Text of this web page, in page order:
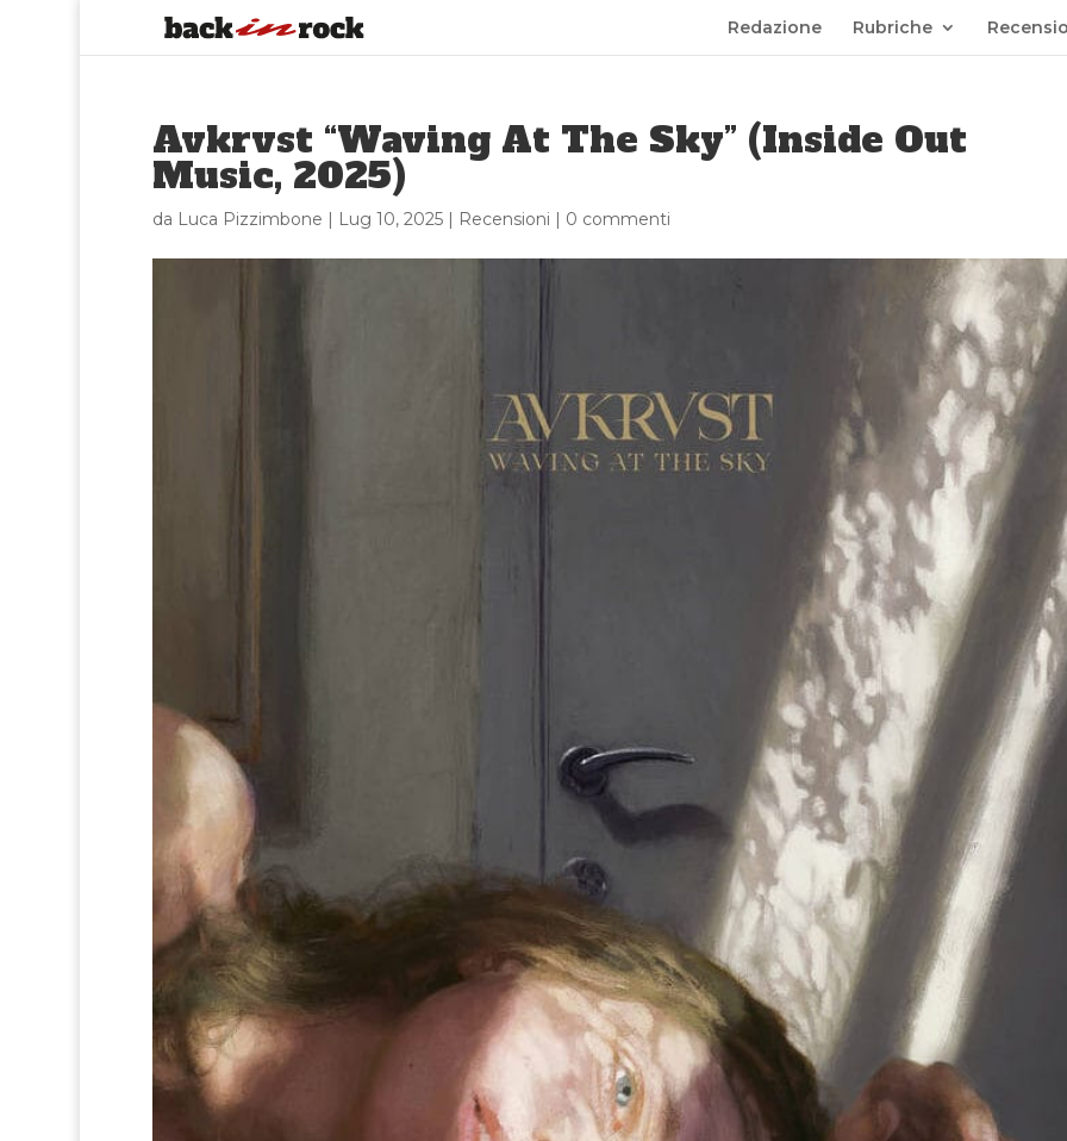
Redazione Rubriche
Avkrvst “Waving At The Sky” (Inside Out
Music, 2025)
da Luca Pizzimbone | Lug 10, 2025| Recensioni | 0 commenti